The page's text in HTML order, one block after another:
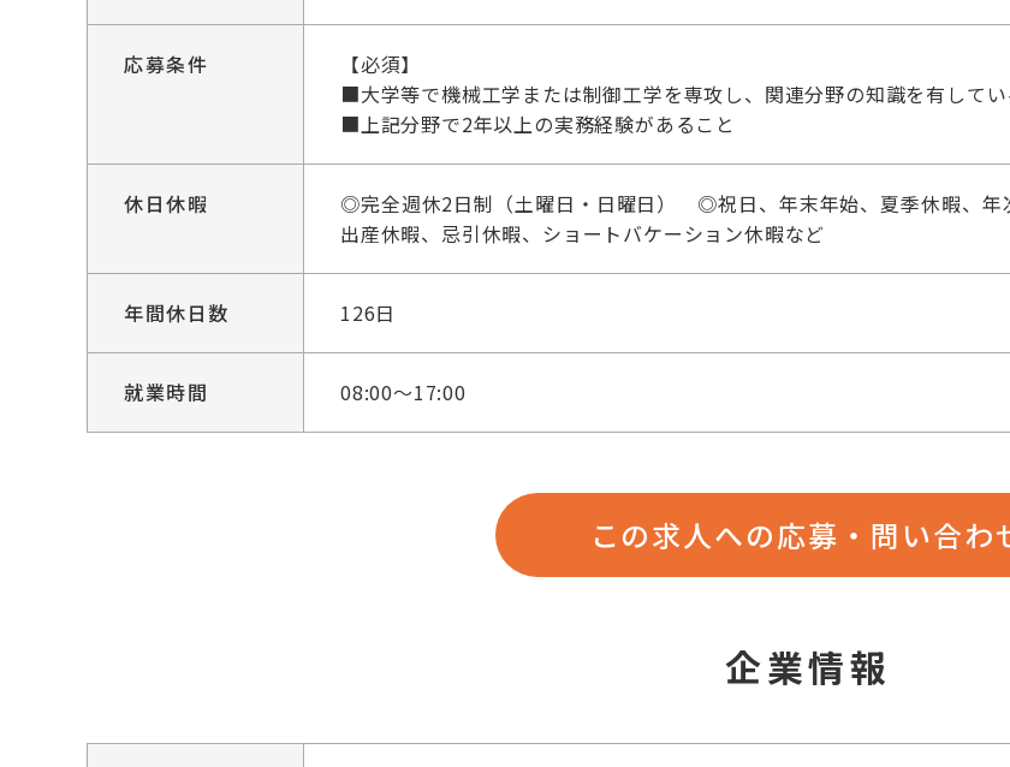
応募条件
【必須】
■大学等で機械工学または制御工学を専攻し、関連分野の知識を有してい
■上記分野で2年以上の実務経験があること
休日休暇
◎完全週休2日制（土曜日・日曜日） ◎祝日、年末年始、夏季休暇、年
出産休暇、忌引休暇、ショートバケーション休暇など
年間休日数 126日
就業時間 08:00～17:00
この求人への応募・問い合わ
企業情報